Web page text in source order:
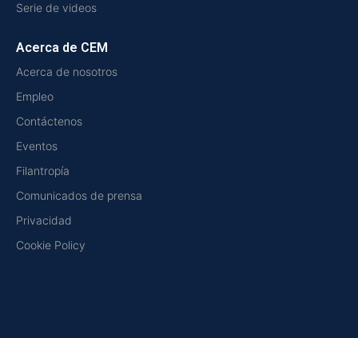
Serie de videos
Acerca de CEM
Acerca de nosotros
Empleo
Contáctenos
Eventos
Filantropía
Comunicados de prensa
Privacidad
Cookie Policy